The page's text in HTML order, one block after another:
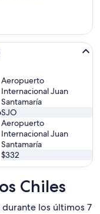
Aeropuerto
Internacional Juan
Santamaría
SJO
Aeropuerto
Internacional Juan
Santamaría
$332
Chiles
los últimos 7